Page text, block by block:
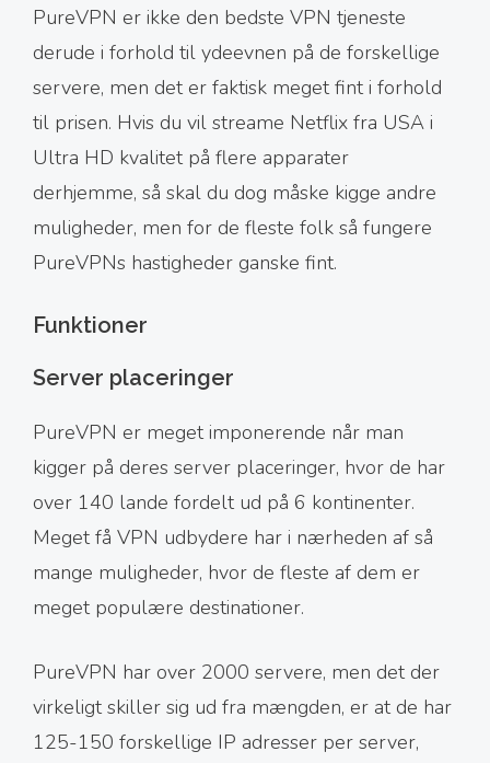
PureVPN er ikke den bedste VPN tjeneste
derude i forhold til ydeevnen på de forskellige
servere, men det er faktisk meget fint i forhold
til prisen. Hvis du vil streame Netflix fra USA i
Ultra HD kvalitet på flere apparater
derhjemme, så skal du dog måske kigge andre
muligheder, men for de fleste folk så fungere
PureVPNs hastigheder ganske fint.
Funktioner
Server placeringer
PureVPN er meget imponerende når man
kigger på deres server placeringer, hvor de har
over 140 lande fordelt ud på 6 kontinenter.
Meget få VPN udbydere har i nærheden af så
mange muligheder, hvor de fleste af dem er
meget populære destinationer.
PureVPN har over 2000 servere, men det der
virkeligt skiller sig ud fra mængden, er at de har
125-150 forskellige IP adresser per server,